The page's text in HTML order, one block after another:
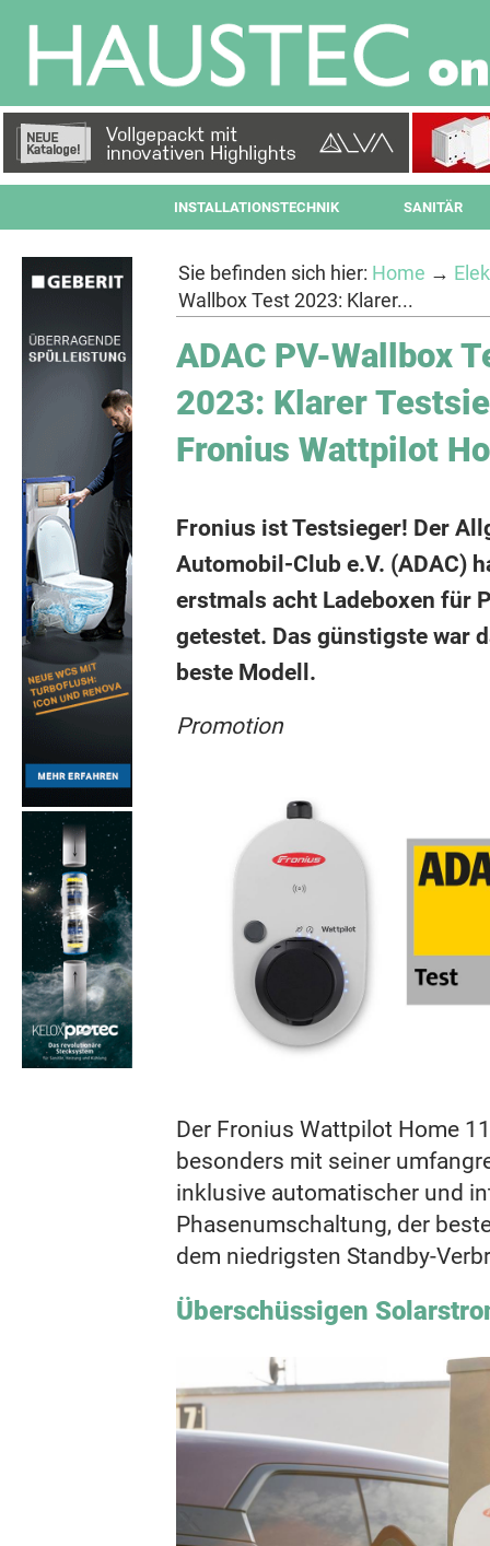
INSTALLATIONSTECHNIK SANITÄR
Sie befinden sich hier: Home →
Wallbox Test 2023: Klarer...
ADAC PV-Wallbox
2023: Klarer
Fronius Wattpilot
Fronius ist Testsieger! Der
Automobil-Club e.V. (ADAC)
erstmals acht Ladeboxen für
getestet. Das günstigste war
beste Modell.
Promotion
Der Fronius Wattpilot Home
besonders mit seiner
inklusive automatischer und
Phasenumschaltung, der
dem niedrigsten Standby-
Überschüssigen